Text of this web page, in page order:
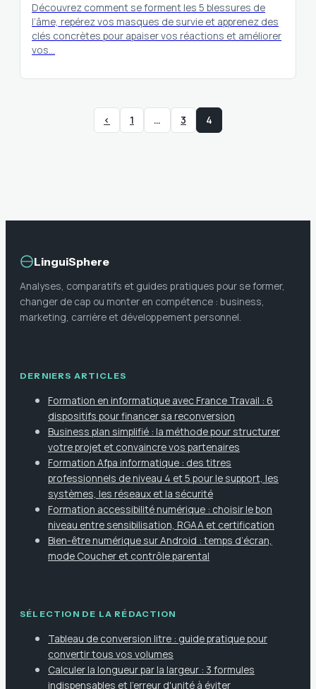
Découvrez comment se forment les 5 blessures de
l’âme, repérez vos masques de survie et apprenez des
clés concrètes pour apaiser vos réactions et améliorer
vos…
‹ 1 … 3 4
LinguiSphere
Analyses, comparatifs et guides pratiques pour se former,
changer de cap ou monter en compétence : business,
marketing, carrière et développement personnel.
DERNIERS ARTICLES
Formation en informatique avec France Travail : 6
dispositifs pour financer sa reconversion
Business plan simplifié : la méthode pour structurer
votre projet et convaincre vos partenaires
Formation Afpa informatique : des titres
professionnels de niveau 4 et 5 pour le support, les
systèmes, les réseaux et la sécurité
Formation accessibilité numérique : choisir le bon
niveau entre sensibilisation, RGAA et certification
Bien-être numérique sur Android : temps d’écran,
mode Coucher et contrôle parental
SÉLECTION DE LA RÉDACTION
Tableau de conversion litre : guide pratique pour
convertir tous vos volumes
Calculer la longueur par la largeur : 3 formules
indispensables et l'erreur d'unité à éviter